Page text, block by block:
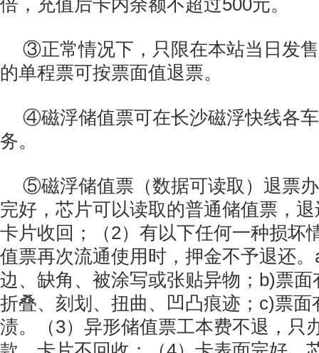
倍，充值后卡内余额不超过500元。
③正常情况下，只限在本站当日发
的单程票可按票面值退票。
④磁浮储值票可在长沙磁浮快线各
务。
⑤磁浮储值票（数据可读取）退票
完好，芯片可以读取的普通储值票，
卡片收回；（2）有以下任何一种损坏
值票再次流通使用时，押金不予退还
边、缺角、被涂写或张贴异物；b)票
折叠、刻划、扭曲、凹凸痕迹；c)票面
渍。（3）异形储值票工本费不退，只